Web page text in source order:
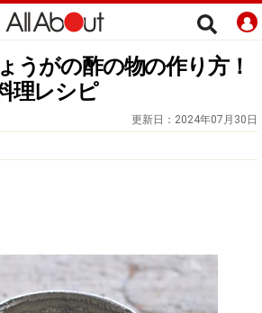
うがの酢の物の作り方！
理レシピ
更新日： 2024年07月30日